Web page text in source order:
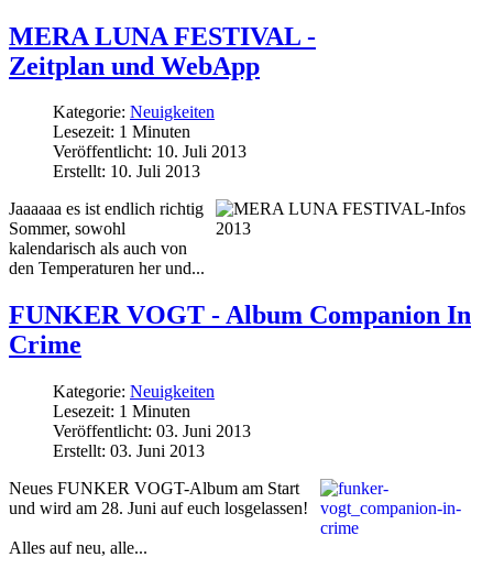
MERA LUNA FESTIVAL -
Zeitplan und WebApp
Kategorie: Neuigkeiten
Lesezeit: 1 Minuten
Veröffentlicht: 10. Juli 2013
Erstellt: 10. Juli 2013
Jaaaaaa es ist endlich richtig
Sommer, sowohl
kalendarisch als auch von
den Temperaturen her und...
FUNKER VOGT - Album Companion In
Crime
Kategorie: Neuigkeiten
Lesezeit: 1 Minuten
Veröffentlicht: 03. Juni 2013
Erstellt: 03. Juni 2013
Neues FUNKER VOGT-Album am Start
und wird am 28. Juni auf euch losgelassen!
Alles auf neu, alle...